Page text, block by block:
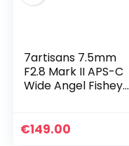
7artisans 7.5mm
F2.8 Mark II APS-C
Wide Angel Fisheye
Camera’s Fit Z6 Z7
€149.00